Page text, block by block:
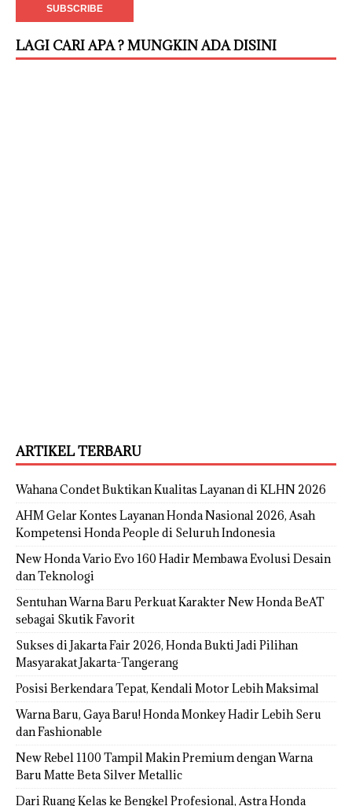
LAGI CARI APA ? MUNGKIN ADA DISINI
ARTIKEL TERBARU
Wahana Condet Buktikan Kualitas Layanan di KLHN 2026
AHM Gelar Kontes Layanan Honda Nasional 2026, Asah
Kompetensi Honda People di Seluruh Indonesia
New Honda Vario Evo 160 Hadir Membawa Evolusi Desain
dan Teknologi
Sentuhan Warna Baru Perkuat Karakter New Honda BeAT
sebagai Skutik Favorit
Sukses di Jakarta Fair 2026, Honda Bukti Jadi Pilihan
Masyarakat Jakarta-Tangerang
Posisi Berkendara Tepat, Kendali Motor Lebih Maksimal
Warna Baru, Gaya Baru! Honda Monkey Hadir Lebih Seru
dan Fashionable
New Rebel 1100 Tampil Makin Premium dengan Warna
Baru Matte Beta Silver Metallic
Dari Ruang Kelas ke Bengkel Profesional, Astra Honda